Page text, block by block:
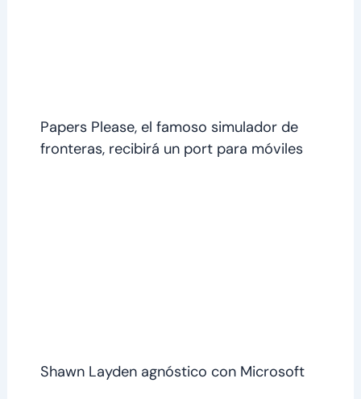
Papers Please, el famoso simulador de
fronteras, recibirá un port para móviles
Shawn Layden agnóstico con Microsoft